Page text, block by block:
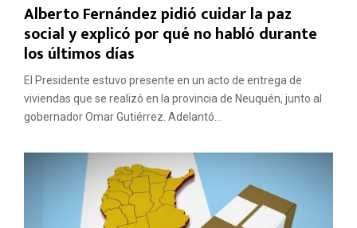
Alberto Fernández pidió cuidar la paz
social y explicó por qué no habló durante
los últimos días
El Presidente estuvo presente en un acto de entrega de
viviendas que se realizó en la provincia de Neuquén, junto al
gobernador Omar Gutiérrez. Adelantó...